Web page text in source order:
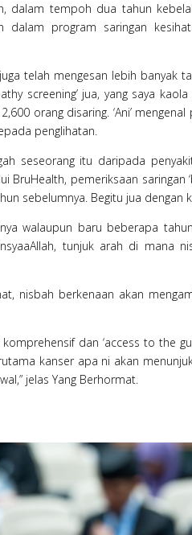
dalam tempoh dua tahun
dalam program saringan
telah mengesan lebih banyak
screening’ jua, yang saya
orang disaring. ‘Ani’
penglihatan.
seseorang itu daripada
BruHealth, pemeriksaan saringan
sebelumnya. Begitu jua dengan
walaupun baru beberapa
tunjuk arah di mana
nisbah berkenaan akan
komprehensif dan ‘access to the
kanser apa ni akan
jelas Yang Berhormat.